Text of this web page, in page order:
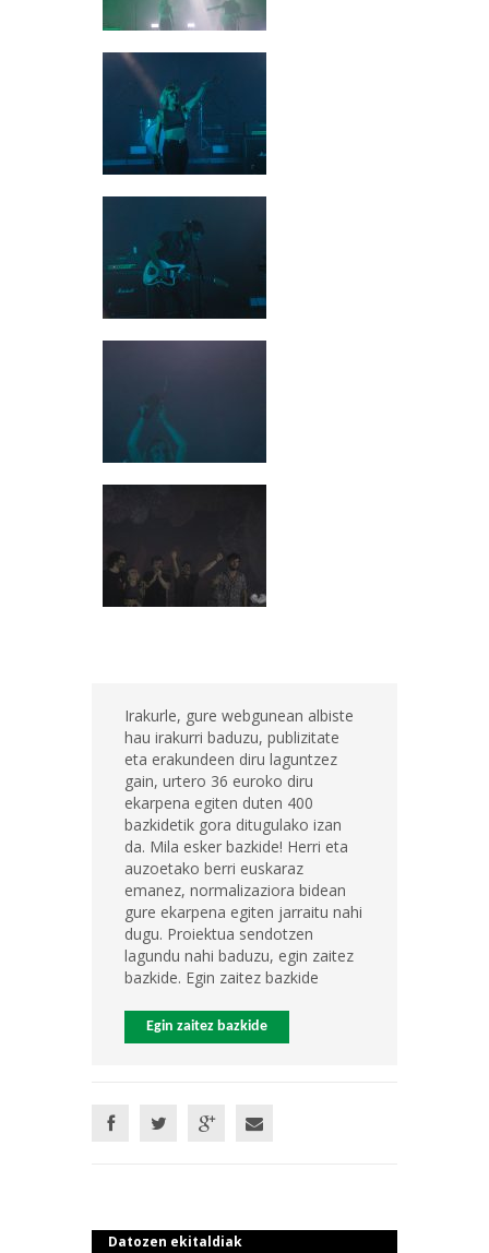
Irakurle, gure webgunean albiste
hau irakurri baduzu, publizitate
eta erakundeen diru laguntzez
gain, urtero 36 euroko diru
ekarpena egiten duten 400
bazkidetik gora ditugulako izan
da. Mila esker bazkide! Herri eta
auzoetako berri euskaraz
emanez, normalizaziora bidean
gure ekarpena egiten jarraitu nahi
dugu. Proiektua sendotzen
lagundu nahi baduzu, egin zaitez
bazkide. Egin zaitez bazkide
Egin zaitez bazkide
Datozen ekitaldiak